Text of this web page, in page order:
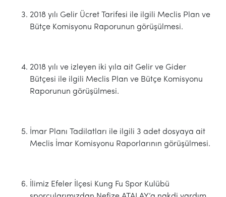
2018 yılı Gelir Ücret Tarifesi ile ilgili Meclis Plan ve
Bütçe Komisyonu Raporunun görüşülmesi.
2018 yılı ve izleyen iki yıla ait Gelir ve Gider
Bütçesi ile ilgili Meclis Plan ve Bütçe Komisyonu
Raporunun görüşülmesi.
İmar Planı Tadilatları ile ilgili 3 adet dosyaya ait
Meclis İmar Komisyonu Raporlarının görüşülmesi.
İlimiz Efeler İlçesi Kung Fu Spor Kulübü